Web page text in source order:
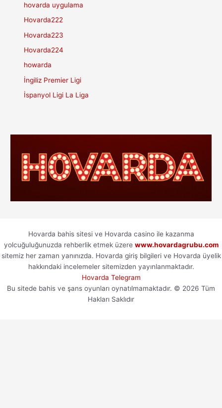
hovarda uygulama
Hovarda222
Hovarda223
Hovarda224
howarda
İngiliz Premier Ligi
İspanyol Ligi La Liga
Hovarda bahis sitesi ve Hovarda casino ile kazanma
yolcuğuluğunuzda rehberlik etmek üzere www.hovardagrubu.com
sitemiz her zaman yanınızda. Hovarda giriş bilgileri ve Hovarda üyelik
hakkındaki incelemeler sitemizden yayınlanmaktadır.
Hovarda Telegram
Bu sitede bahis ve şans oyunları oynatılmamaktadır. © 2026 Tüm
Hakları Saklıdır